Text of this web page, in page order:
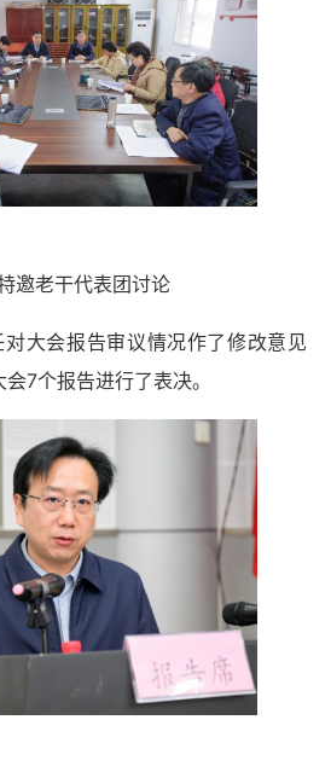
邀老干代表团讨论
大会报告审议情况作了修改意见
会7个报告进行了表决。